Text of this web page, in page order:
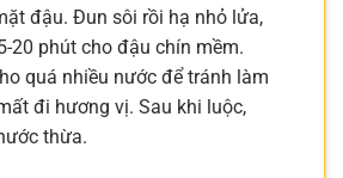
đậu. Đun sôi rồi hạ nhỏ lửa,
20 phút cho đậu chín mềm.
quá nhiều nước để tránh làm
đi hương vị. Sau khi luộc,
thừa.